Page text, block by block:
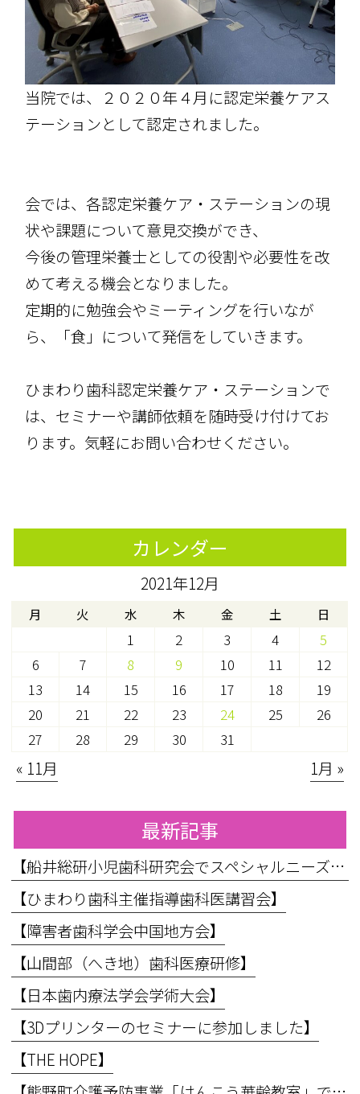
当院では、２０２０年４月に認定栄養ケアス
テーションとして認定されました。
会では、各認定栄養ケア・ステーションの現
状や課題について意見交換ができ、
今後の管理栄養士としての役割や必要性を改
めて考える機会となりました。
定期的に勉強会やミーティングを行いなが
ら、「食」について発信をしていきます。
ひまわり歯科認定栄養ケア・ステーションで
は、セミナーや講師依頼を随時受け付けてお
ります。気軽にお問い合わせください。
カレンダー
2021年12月
月 火 水 木 金 土 日
1 2 3 4
5
6
7 8 9 10 11
12
13
14 15 16 17 18
19
20
21 22 23 24 25
26
27
28 29 30 31
« 11月 1月 »
最新記事
【船井総研小児歯科研究会でスペシャルニーズ対応のお話をしてきました】
【ひまわり歯科主催指導歯科医講習会】
【障害者歯科学会中国地方会】
【山間部（へき地）歯科医療研修】
【日本歯内療法学会学術大会】
【3Dプリンターのセミナーに参加しました】
【THE HOPE】